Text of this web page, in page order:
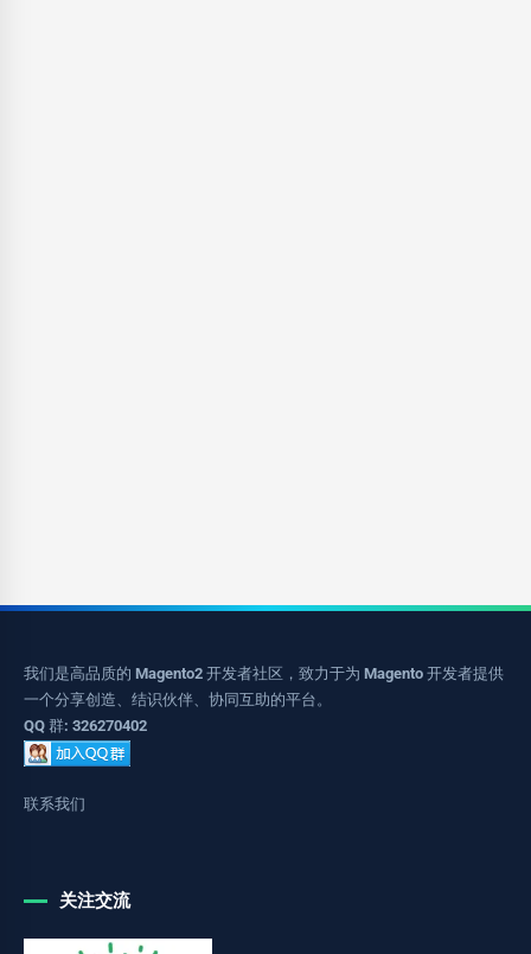
我们是高品质的 Magento2 开发者社区，致力于为 Magento 开发者提供
一个分享创造、结识伙伴、协同互助的平台。
QQ 群: 326270402
联系我们
关注交流